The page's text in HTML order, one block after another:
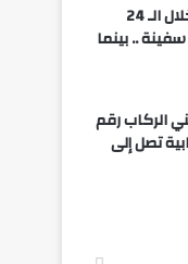
ميناء_دمياط استقبل خلال الـ 24
ساعة الماضية عدد 13 سفينة .. بينما
الركاب رقم
تصل إلى